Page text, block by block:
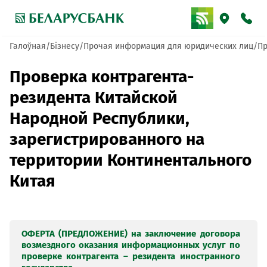
Галоўная Бізнесу Прочая информация для юридических лиц
Проверка контрагента-
резидента Китайской
Народной Республики,
зарегистрированного на
территории Континентального
Китая
ОФЕРТА (ПРЕДЛОЖЕНИЕ) на заключение договора
возмездного оказания информационных услуг по
проверке контрагента – резидента иностранного